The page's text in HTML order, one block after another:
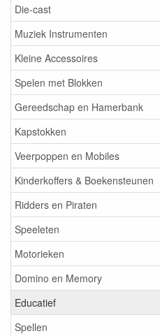
Die-cast
Muziek Instrumenten
Kleine Accessoires
Spelen met Blokken
Gereedschap en Hamerbank
Kapstokken
Veerpoppen en Mobiles
Kinderkoffers & Boekensteunen
Ridders en Piraten
Speeleten
Motorieken
Domino en Memory
Educatief
Spellen